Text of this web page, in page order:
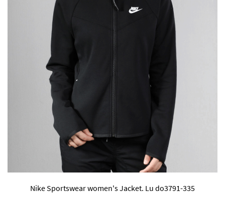
Nike Sportswear women's Jacket. Lu do3791-335